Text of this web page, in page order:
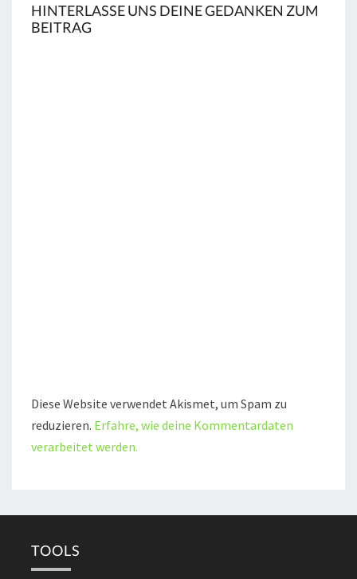
HINTERLASSE UNS DEINE GEDANKEN ZUM
BEITRAG
Diese Website verwendet Akismet, um Spam zu
reduzieren. Erfahre, wie deine Kommentardaten
verarbeitet werden.
TOOLS